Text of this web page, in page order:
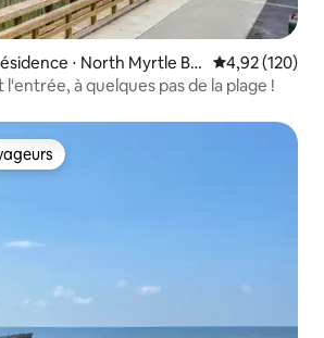
⋅ North Myrtle Be
Évaluation
4,92 (120)
à quelques pas de la plage !